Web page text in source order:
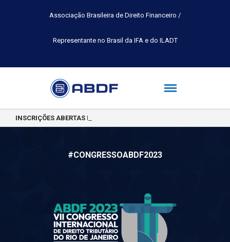
Associação Brasileira de Direito Financeiro /
Representante no Brasil da IFA e do ILADT
INSCRIÇÕES ABERTAS PARA A TURMA 2026.2 DA PÓS-
#CONGRESSOABDF2023